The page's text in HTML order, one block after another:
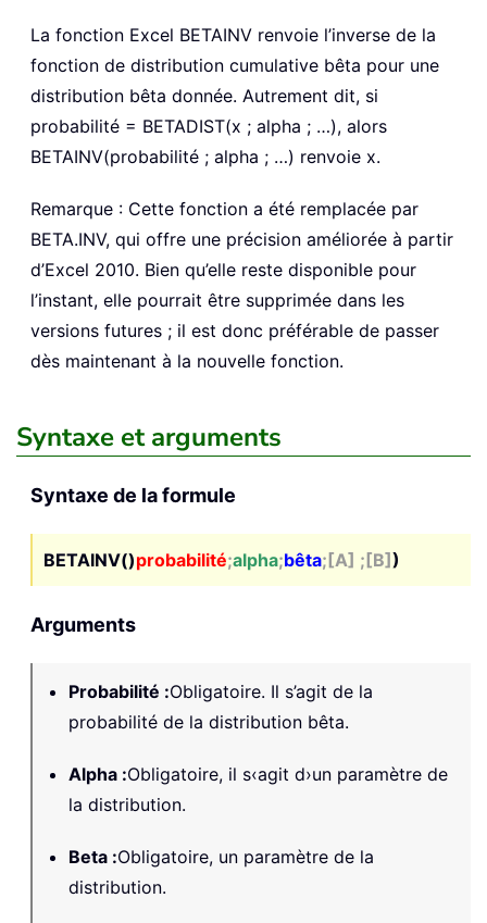
La fonction Excel BETAINV renvoie l’inverse de la
fonction de distribution cumulative bêta pour une
distribution bêta donnée. Autrement dit, si
probabilité = BETADIST(x ; alpha ; …), alors
BETAINV(probabilité ; alpha ; …) renvoie x.
Remarque : Cette fonction a été remplacée par
BETA.INV, qui offre une précision améliorée à partir
d’Excel 2010. Bien qu’elle reste disponible pour
l’instant, elle pourrait être supprimée dans les
versions futures ; il est donc préférable de passer
dès maintenant à la nouvelle fonction.
Syntaxe et arguments
Syntaxe de la formule
BETAINV()probabilité;alpha;bêta;[A] ;[B] )
Arguments
Probabilité :Obligatoire. Il s’agit de la
probabilité de la distribution bêta.
Alpha :Obligatoire, il s‹agit d›un paramètre de
la distribution.
Beta :Obligatoire, un paramètre de la
distribution.